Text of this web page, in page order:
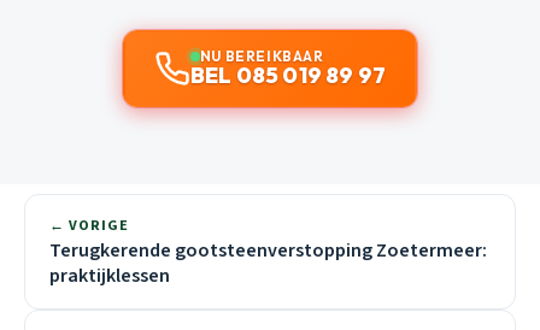
NU BEREIKBAAR
BEL 085 019 89 97
← VORIGE
Terugkerende gootsteenverstopping Zoetermeer:
praktijklessen